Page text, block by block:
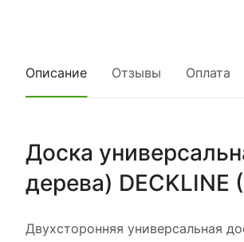
Описание Отзывы Оплата
Доска
дерева)
Двухсторонняя универсальная